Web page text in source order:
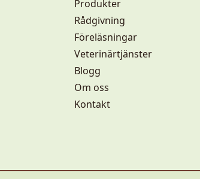
Produkter
Rådgivning
Föreläsningar
Veterinärtjänster
Blogg
Om oss
Kontakt